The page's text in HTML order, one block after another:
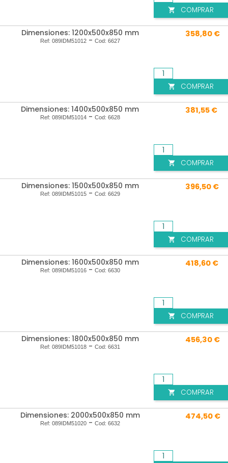
 COMPRAR
Dimensiones: 1200x500x850 mm
Ref: 089IDM51012- Cod: 6627
358,80 €
 COMPRAR
Dimensiones: 1400x500x850 mm
Ref: 089IDM51014- Cod: 6628
381,55 €
 COMPRAR
Dimensiones: 1500x500x850 mm
Ref: 089IDM51015- Cod: 6629
396,50 €
 COMPRAR
Dimensiones: 1600x500x850 mm
Ref: 089IDM51016- Cod: 6630
418,60 €
 COMPRAR
Dimensiones: 1800x500x850 mm
Ref: 089IDM51018- Cod: 6631
456,30 €
 COMPRAR
Dimensiones: 2000x500x850 mm
Ref: 089IDM51020- Cod: 6632
474,50 €